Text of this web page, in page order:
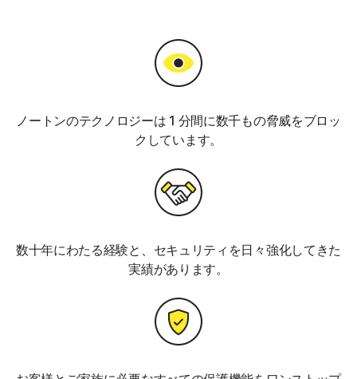
ノートンのテクノロジーは 1 分間に数千もの脅威をブロッ
クしています。
数十年にわたる経験と、セキュリティを日々強化してきた
実績があります。